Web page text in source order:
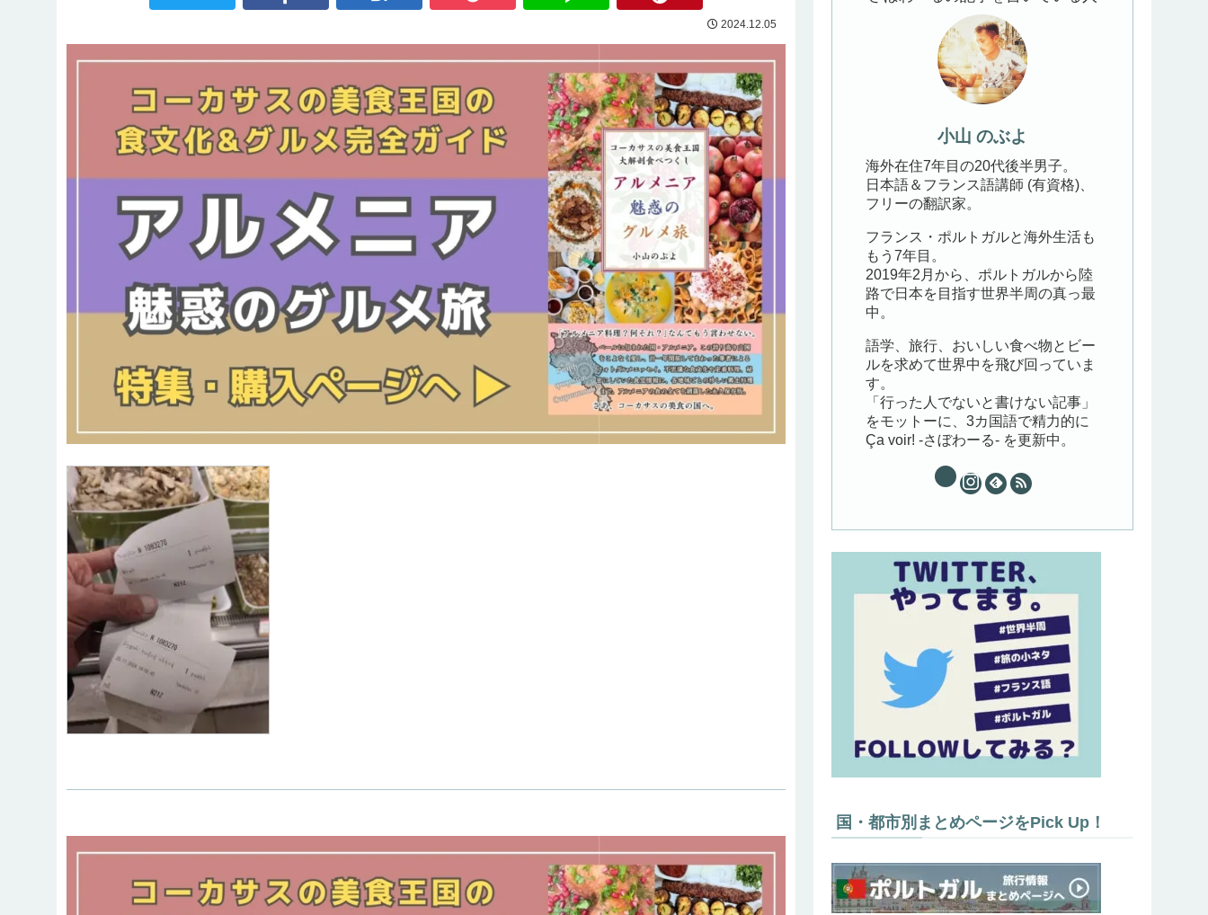
2024.12.05
小山 のぶよ
海外在住7年目の20代後半男子。
日本語＆フランス語講師 (有資格)、
フリーの翻訳家。
フランス・ポルトガルと海外生活も
もう7年目。
2019年2月から、ポルトガルから陸
路で日本を目指す世界半周の真っ最
中。
語学、旅行、おいしい食べ物とビー
ルを求めて世界中を飛び回っていま
す。
「行った人でないと書けない記事」
をモットーに、3カ国語で精力的に
Ça voir! -さぼわーる- を更新中。
国・都市別まとめページをPick Up！